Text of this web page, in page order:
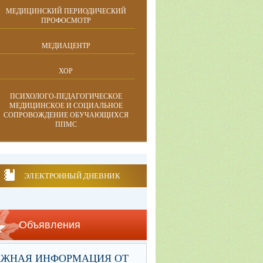
МЕДИЦИНСКИЙ ПЕРИОДИЧЕСКИЙ
ПРОФОСМОТР
МЕДИАЦЕНТР
ХОР
ПСИХОЛОГО-ПЕДАГОГИЧЕСКОЕ
МЕДИЦИНСКОЕ И СОЦИАЛЬНОЕ
СОПРОВОЖДЕНИЕ ОБУЧАЮЩИХСЯ
ППМС
ЭЛЕКТРОННЫЙ ДНЕВНИК
Объявления
ИНФОРМАЦИЯ ОТ